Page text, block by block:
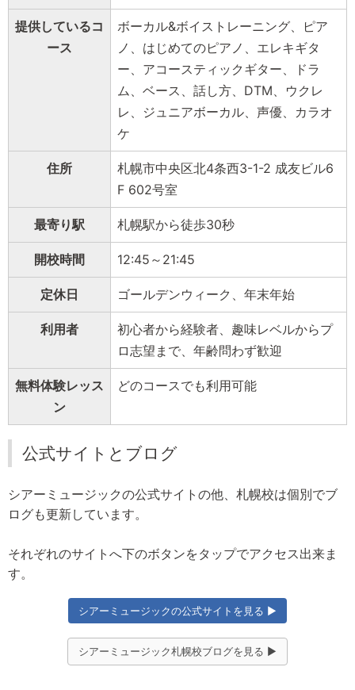
提供しているコ
ース
ボーカル&ボイストレーニング、ピア
ノ、はじめてのピアノ、エレキギタ
ー、アコースティックギター、ドラ
ム、ベース、話し方、DTM、ウクレ
レ、ジュニアボーカル、声優、カラオ
ケ
住所
札幌市中央区北4条西3-1-2 成友ビル6
F 602号室
最寄り駅 札幌駅から徒歩30秒
開校時間 12:45～21:45
定休日 ゴールデンウィーク、年末年始
利用者
初心者から経験者、趣味レベルからプ
ロ志望まで、年齢問わず歓迎
無料体験レッス
ン
どのコースでも利用可能
公式サイトとブログ
シアーミュージックの公式サイトの他、札幌校は個別でブ
ログも更新しています。
それぞれのサイトへ下のボタンをタップでアクセス出来ま
す。
シアーミュージックの公式サイトを見る ▶
シアーミュージック札幌校ブログを見る ▶